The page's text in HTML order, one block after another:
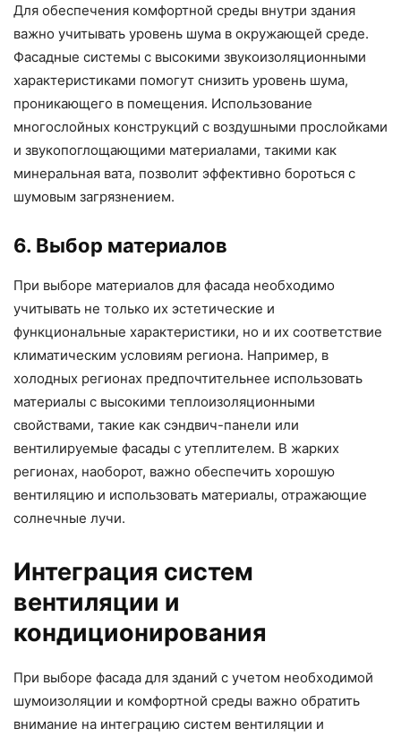
Для обеспечения комфортной среды внутри здания
важно учитывать уровень шума в окружающей среде.
Фасадные системы с высокими звукоизоляционными
характеристиками помогут снизить уровень шума,
проникающего в помещения. Использование
многослойных конструкций с воздушными прослойками
и звукопоглощающими материалами, такими как
минеральная вата, позволит эффективно бороться с
шумовым загрязнением.
6. Выбор материалов
При выборе материалов для фасада необходимо
учитывать не только их эстетические и
функциональные характеристики, но и их соответствие
климатическим условиям региона. Например, в
холодных регионах предпочтительнее использовать
материалы с высокими теплоизоляционными
свойствами, такие как сэндвич-панели или
вентилируемые фасады с утеплителем. В жарких
регионах, наоборот, важно обеспечить хорошую
вентиляцию и использовать материалы, отражающие
солнечные лучи.
Интеграция систем
вентиляции и
кондиционирования
При выборе фасада для зданий с учетом необходимой
шумоизоляции и комфортной среды важно обратить
внимание на интеграцию систем вентиляции и